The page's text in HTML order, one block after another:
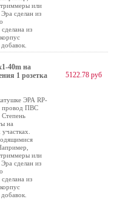
триммеры или
сделан из
из
40m на
1 розетка
ЭРА RP-
провод ПВС
на
триммеры или
сделан из
из
5122.78 руб